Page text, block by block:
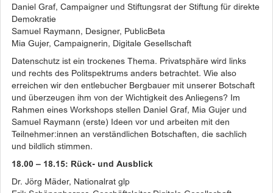
Daniel Graf, Campaigner und Stiftungsrat der Stiftung für direkte
Demokratie
Samuel Raymann, Designer, PublicBeta
Mia Gujer, Campaignerin, Digitale Gesellschaft
Datenschutz ist ein trockenes Thema. Privatsphäre wird links
und rechts des Politspektrums anders betrachtet. Wie also
erreichen wir den entlebucher Bergbauer mit unserer Botschaft
und überzeugen ihm von der Wichtigkeit des Anliegens? Im
Rahmen eines Workshops stellen Daniel Graf, Mia Gujer und
Samuel Raymann (erste) Ideen vor und arbeiten mit den
Teilnehmer:innen an verständlichen Botschaften, die sachlich
und bildlich stimmen.
18.00 – 18.15: Rück- und Ausblick
Dr. Jörg Mäder, Nationalrat glp